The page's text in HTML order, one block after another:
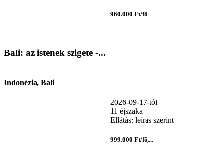
960.000 Ft/fő
Bali: az istenek szigete -...
Indonézia, Bali
2026-09-17-tól
11 éjszaka
Ellátás: leírás szerint
999.000 Ft/fő,...